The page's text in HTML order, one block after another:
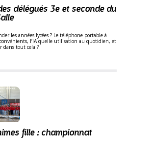
délégués 3e et seconde du
les années lycées ? Le téléphone portable à
l’IA quelle utilisation au quotidien, et
dans tout cela ?
fille : championnat